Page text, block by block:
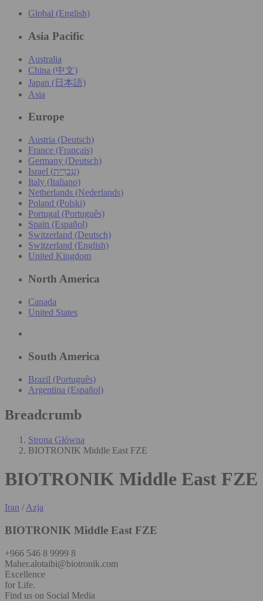
Global (English)
Asia Pacific
Australia
China (中文)
Japan (日本語)
Asia
Europe
Austria (Deutsch)
France (Français)
Germany (Deutsch)
Israel (עִברִית)
Italy (Italiano)
Netherlands (Nederlands)
Poland (Polski)
Portugal (Português)
Spain (Español)
Switzerland (Deutsch)
Switzerland (English)
United Kingdom
North America
Canada
United States
South America
Brazil (Português)
Argentina (Español)
Breadcrumb
Strona Główna
BIOTRONIK Middle East FZE
BIOTRONIK Middle East FZE
Iran /Azja
BIOTRONIK Middle East FZE
+966 546 8 9999 8
Maher.alotaibi@biotronik.com
Excellence
for Life.
Find us on Social Media